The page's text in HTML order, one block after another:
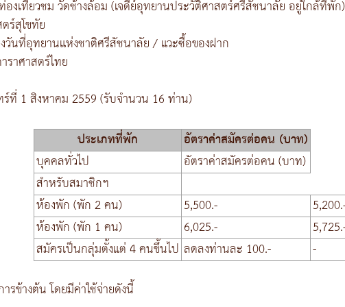
งเที่ยวชม วัดช้างล้อม (เจดีย์อุทยานประวัติศาสตร์ศรีสัชนาลัย อยู่ใกล้ที่พั
ร์สุโขทัย
นที่อุทยานแห่งชาติศรีสัชนาลัย / แวะซื้อของฝาก
าศาสตร์ไทย
ที่ 1 สิงหาคม 2559 (รับจำนวน 16 ท่าน)
ประเภทที่พัก
อัตราค่าสมัครต่อคน (บาท)
บุคคลทั่วไป
อัตราค่าสมัครต่อคน (บาท)
สำหรับสมาชิกฯ
ห้องพัก (พัก 2 คน)
5,500.-
ห้องพัก (พัก 1 คน)
6,025.-
สมัครเป็นกลุ่มตั้งแต่ 4 คนขึ้นไป ลดลงท่านละ 100.-
-
รข้างต้น โดยมีค่าใช้จ่ายดังนี้